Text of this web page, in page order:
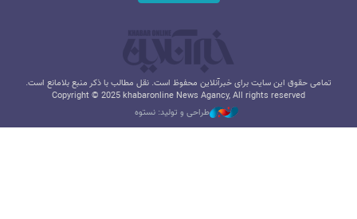
تمامی حقوق این سایت برای خبرآنلاین محفوظ است. نقل مطالب با ذکر منبع بلامانع است.
Copyright © 2025 khabaronline News Agancy, All rights reserved
طراحی و تولید: نستوه